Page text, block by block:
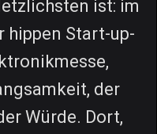
ist: im
hippen Start-up-
der
Würde. Dort,